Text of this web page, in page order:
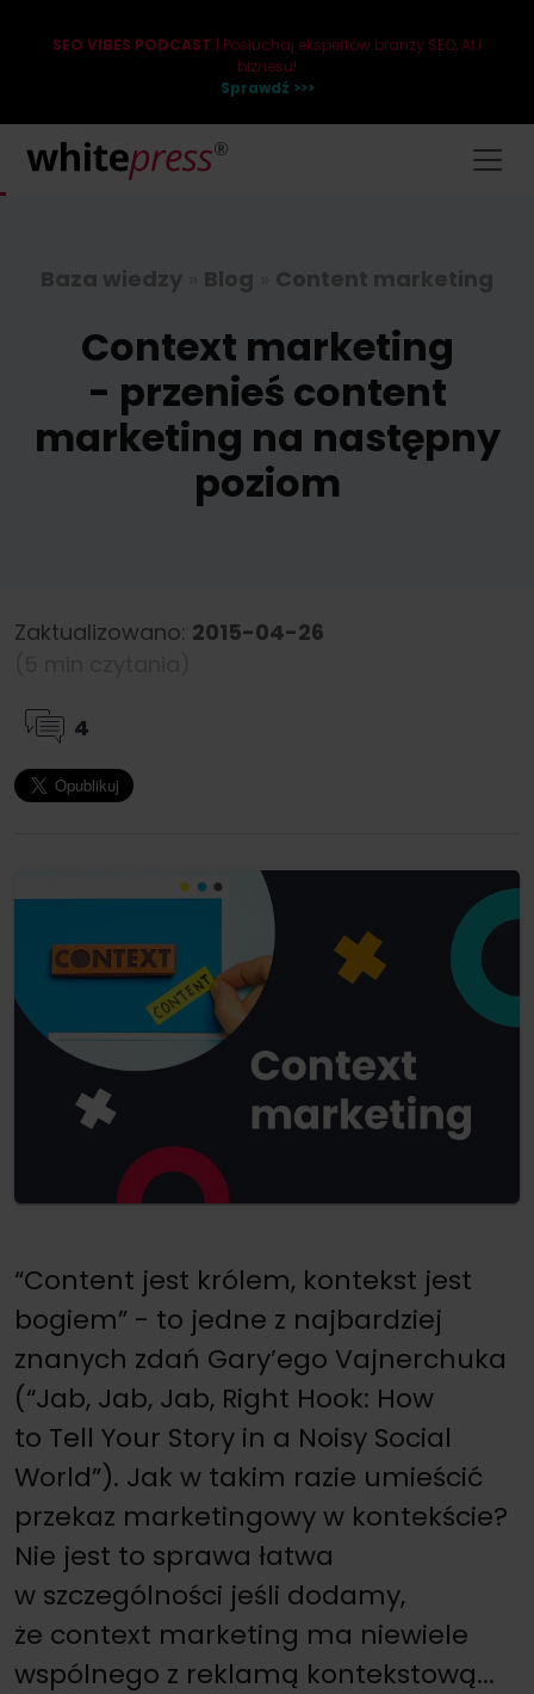
SEO VIBES PODCAST | Posłuchaj ekspertów branży SEO, AI i
biznesu!
Sprawdź >>>
Baza wiedzy Blog Content marketing
Context marketing
- przenieś content
marketing na następny
poziom
Zaktualizowano: 2015-04-26
4
“Content jest królem, kontekst jest
bogiem” - to jedne z najbardziej
znanych zdań Gary’ego Vajnerchuka
(“Jab, Jab, Jab, Right Hook: How
to Tell Your Story in a Noisy Social
World”). Jak w takim razie umieścić
przekaz marketingowy w kontekście?
Nie jest to sprawa łatwa
w szczególności jeśli dodamy,
że context marketing ma niewiele
wspólnego z reklamą kontekstową...